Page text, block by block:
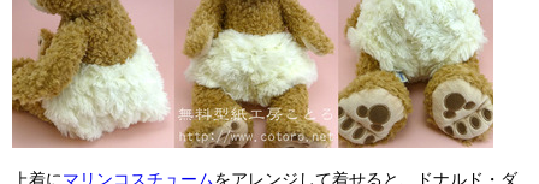
上着に マリンコスチュームをアレンジして着せると、ドナルド・ダ